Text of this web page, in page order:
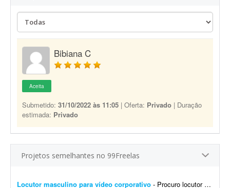
Bibiana C
Aceita
Submetido: 31/10/2022 às 11:05 | Oferta: Privado | Duração
estimada: Privado
Projetos semelhantes no 99Freelas
Locutor masculino para vídeo corporativo - Procuro locutor profissional com voz masculina, madura, segura e natural para a locução de um vídeo corporativo de aproximadamente 7 a 10 minutos. O roteiro será fornec...